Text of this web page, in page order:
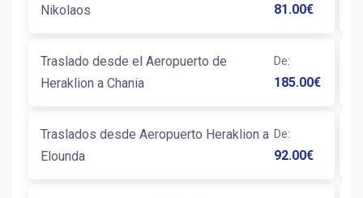
Nikolaos
81.00€
Traslado desde el Aeropuerto de
Heraklion a Chania
De:
185.00€
Traslados desde Aeropuerto Heraklion a
Elounda
De:
92.00€